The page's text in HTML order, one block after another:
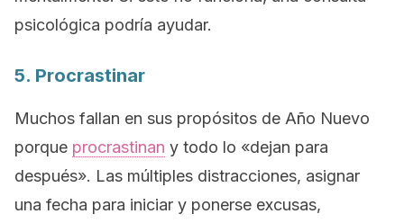
psicológica podría ayudar.
5. Procrastinar
Muchos fallan en sus propósitos de Año Nuevo
porque procrastinan y todo lo «dejan para
después». Las múltiples distracciones, asignar
una fecha para iniciar y ponerse excusas,